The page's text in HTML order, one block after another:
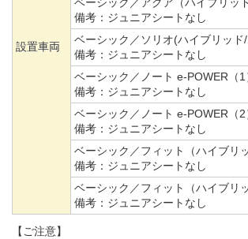
設置車両
備考： ジュニアシートなし
ベーシック／ソリオ(ハイブリッド
備考： ジュニアシートなし
ベーシック／ノート e-POWER（1
備考： ジュニアシートなし
ベーシック／ノート e-POWER（2
備考： ジュニアシートなし
ベーシック／フィット（ハイブリ
備考： ジュニアシートなし
ベーシック／フィット（ハイブリ
備考： ジュニアシートなし
【ご注意】